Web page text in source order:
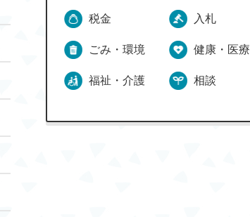
税金 入札
ごみ・環境 健康・医療
福祉・介護 相談